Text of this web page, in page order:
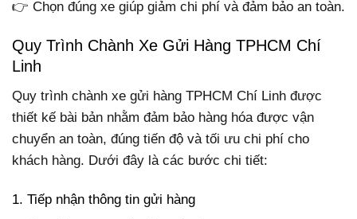
👉 Chọn đúng xe giúp giảm chi phí và đảm bảo an toàn.
Quy Trình Chành Xe Gửi Hàng TPHCM Chí
Linh
Quy trình chành xe gửi hàng TPHCM Chí Linh được
thiết kế bài bản nhằm đảm bảo hàng hóa được vận
chuyển an toàn, đúng tiến độ và tối ưu chi phí cho
khách hàng. Dưới đây là các bước chi tiết:
1. Tiếp nhận thông tin gửi hàng